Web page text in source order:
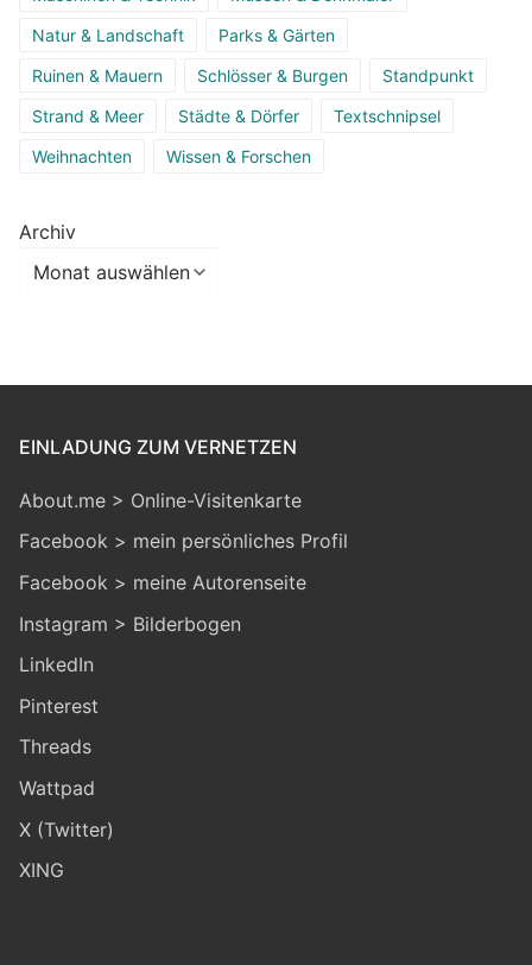
Natur & Landschaft
Parks & Gärten
Ruinen & Mauern
Schlösser & Burgen
Standpunkt
Strand & Meer
Städte & Dörfer
Textschnipsel
Weihnachten
Wissen & Forschen
Archiv
EINLADUNG ZUM VERNETZEN
About.me > Online-Visitenkarte
Facebook > mein persönliches Profil
Facebook > meine Autorenseite
Instagram > Bilderbogen
LinkedIn
Pinterest
Threads
Wattpad
X (Twitter)
XING